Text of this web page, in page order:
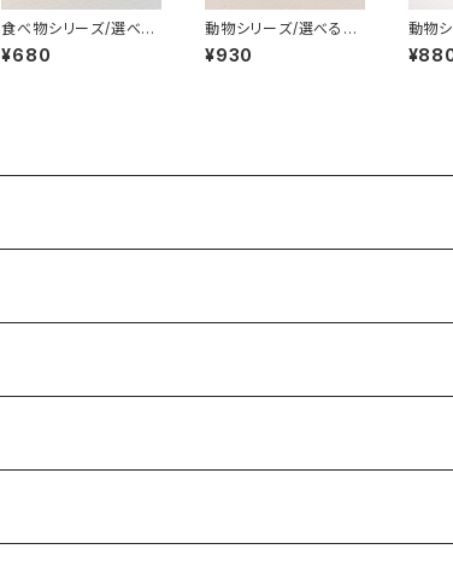
食べ物シリーズ/選べる
おにぎり/3Dネイルパー
ツ(1)
¥680
動物シリーズ/選べるう
さぎさん/3Dネイルパー
ツ(3)
¥930
動物
ンダ
ツ(4)